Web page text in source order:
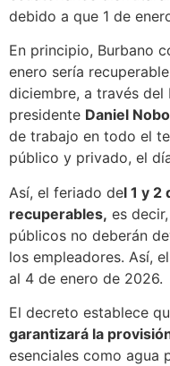
debido a que 1 de
En principio, Burbano
enero sería
diciembre, a través
presidente Daniel
de trabajo en todo el
público y privado, el
Así, el feriado del 1 y 2
recuperables, es
públicos no deberán
los empleadores. Así,
al 4 de enero de 2026.
El decreto establece
garantizará la
esenciales como agua